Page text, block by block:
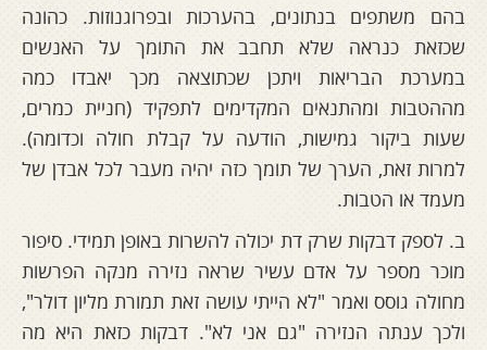
בהם משתפים בנתונים, בהערכות ובפרוגנוזות. כהונה
שכזאת כנראה שלא תחבב את התומך על האנשים
במערכת הבריאות ויתכן שכתוצאה מכך יאבדו כמה
מההטבות ומהתנאים המקדימים לתפקיד (חניית כמרים,
שעות ביקור גמישות, הודעה על קבלת חולה וכדומה).
למרות זאת, הערך של תומך כזה יהיה מעבר לכל אבדן של
מעמד או הטבות.
ב. לספק דבקות שרק דת יכולה להשרות באופן תמידי. סיפור
מוכר מספר על אדם עשיר שראה נזירה מנקה הפרשות
מחולה גוסס ואמר "לא הייתי עושה זאת תמורת מליון דולר",
ולכך ענתה הנזירה "גם אני לא". דבקות כזאת היא מה